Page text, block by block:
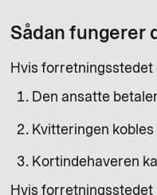
Sådan fungerer
Hvis
Den ansatte
Kvitteringen
Kortindehaveren
Hvis